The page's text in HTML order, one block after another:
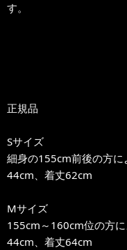
す。
正規品
Sサイズ
細身の155cm前後の方
44cm、着丈62cm
Mサイズ
155cm～160cm位の方
44cm、着丈64cm